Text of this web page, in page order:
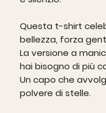
Questa t-shirt
bellezza, forza
La versione a
hai bisogno di più
Un capo che
polvere di stelle.